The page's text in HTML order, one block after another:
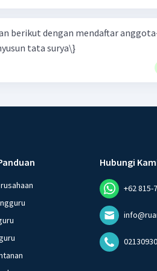
berikut dengan mendaftar
tata surya\}
Hubungi
+62 815-